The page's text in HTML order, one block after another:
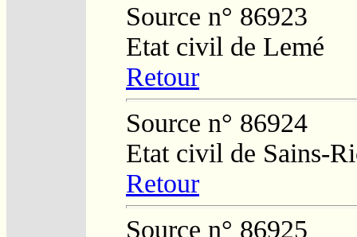
Source n° 86923
Etat civil de Lemé
Retour
Source n° 86924
Etat civil de Sains-
Retour
Source n° 86925